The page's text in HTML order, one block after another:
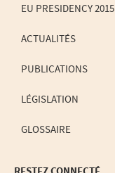
EU PRESIDENCY 2015
ACTUALITÉS
PUBLICATIONS
LÉGISLATION
GLOSSAIRE